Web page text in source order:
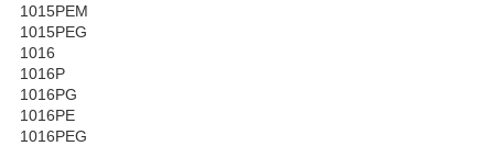
1015PEM
1015PEG
1016
1016P
1016PG
1016PE
1016PEG